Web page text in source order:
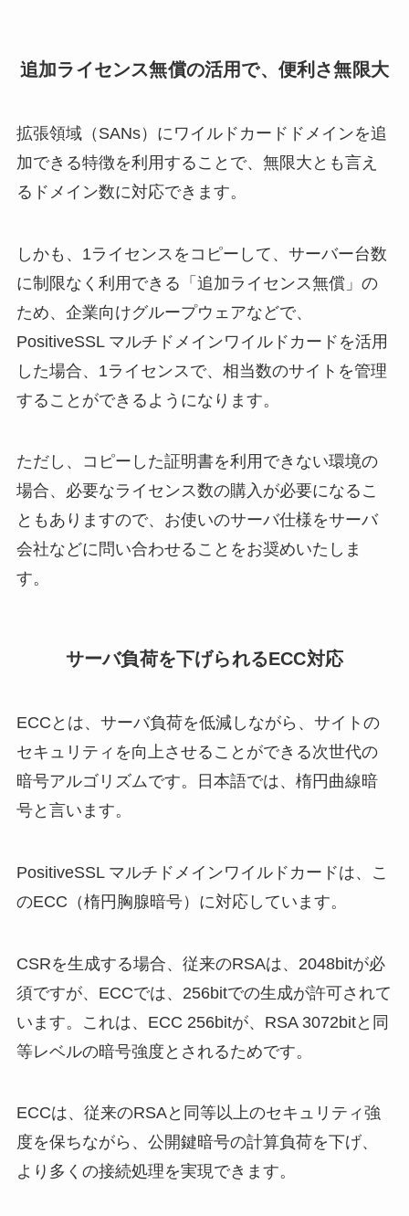
追加ライセンス無償の活用で、便利さ無限大
拡張領域（SANs）にワイルドカードドメインを追
加できる特徴を利用することで、無限大とも言え
るドメイン数に対応できます。
しかも、1ライセンスをコピーして、サーバー台数
に制限なく利用できる「追加ライセンス無償」の
ため、企業向けグループウェアなどで、
PositiveSSL マルチドメインワイルドカードを活用
した場合、1ライセンスで、相当数のサイトを管理
することができるようになります。
ただし、コピーした証明書を利用できない環境の
場合、必要なライセンス数の購入が必要になるこ
ともありますので、お使いのサーバ仕様をサーバ
会社などに問い合わせることをお奨めいたしま
す。
サーバ負荷を下げられるECC対応
ECCとは、サーバ負荷を低減しながら、サイトの
セキュリティを向上させることができる次世代の
暗号アルゴリズムです。日本語では、楕円曲線暗
号と言います。
PositiveSSL マルチドメインワイルドカードは、こ
のECC（楕円胸腺暗号）に対応しています。
CSRを生成する場合、従来のRSAは、2048bitが必
須ですが、ECCでは、256bitでの生成が許可されて
います。これは、ECC 256bitが、RSA 3072bitと同
等レベルの暗号強度とされるためです。
ECCは、従来のRSAと同等以上のセキュリティ強
度を保ちながら、公開鍵暗号の計算負荷を下げ、
より多くの接続処理を実現できます。